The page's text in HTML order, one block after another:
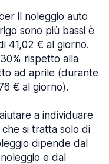
il noleggio auto
sono più bassi è
41,02 € al giorno.
rispetto alla
ad aprile (durante
€ al giorno).
a individuare
che si tratta solo di
dipende dal
e dal